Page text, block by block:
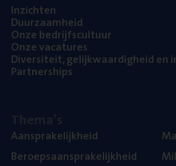
Inzich­ten
Duur­zaam­heid
Onze bedrijfs­cul­tuur
Onze vaca­tu­res
Diver­si­teit, gelijk­waar­dig­heid en
Part­ner­ships
Aan­spra­ke­lijk­heid
Beroeps­aan­spra­ke­lijk­heid